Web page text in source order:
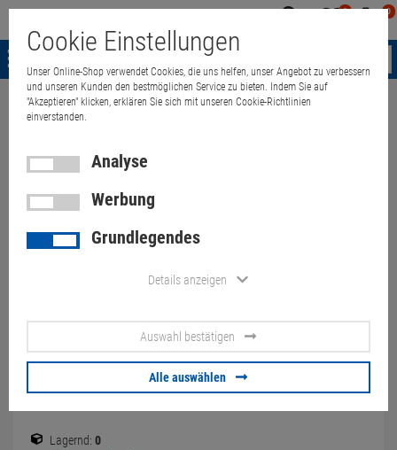
0 0
Menü
Weiter einkaufen
Lenovo ThinkPad T470 i5
7300U 8GB 256GB SSD 14"
Touch (beide Akkus fehlen)
89,00 €
Lagernd: 0
Cookie Einstellungen
Unser Online-Shop verwendet Cookies, die uns helfen, unser Angebot zu verbessern
und unseren Kunden den bestmöglichen Service zu bieten. Indem Sie auf
"Akzeptieren" klicken, erklären Sie sich mit unseren Cookie-Richtlinien
einverstanden.
Analyse
Werbung
Grundlegendes
Details anzeigen
Auswahl bestätigen
Alle auswählen